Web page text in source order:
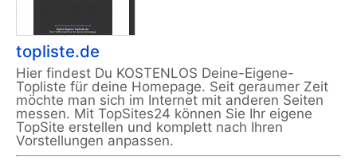
topliste.de
Hier findest Du KOSTENLOS Deine-Eigene-
Topliste für deine Homepage. Seit geraumer Zeit
möchte man sich im Internet mit anderen Seiten
messen. Mit TopSites24 können Sie Ihr eigene
TopSite erstellen und komplett nach Ihren
Vorstellungen anpassen.